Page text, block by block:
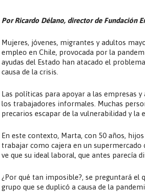
Por Ricardo Délano, director de Fundación
Mujeres, jóvenes, migrantes y adultos
empleo en Chile, provocada por la
ayudas del Estado han atacado el
causa de la crisis.
Las políticas para apoyar a las empresas
los trabajadores informales. Muchas
precarios escapar de la vulnerabilidad y la
En este contexto, Marta, con 50 años,
trabajar como cajera en un supermercado
ve que su ideal laboral, que antes parecía
¿Por qué tan imposible?, se preguntará el
grupo que se duplicó a causa de la